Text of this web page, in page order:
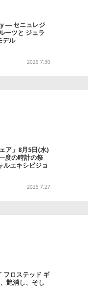
― セニュレジ
ーツと ジュラ
デル
2026.7.30
ア」8月5日(水)
度の時計の祭
ルエキシビジョ
2026.7.27
フロステッド ギ
艶消し、そし